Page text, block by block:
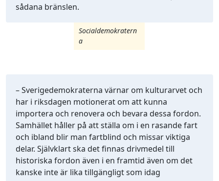
Socialdemokratern
a
sådana bränslen.
– Sverigedemokraterna värnar om kulturarvet och
har i riksdagen motionerat om att kunna
importera och renovera och bevara dessa fordon.
Samhället håller på att ställa om i en rasande fart
och ibland blir man fartblind och missar viktiga
delar. Självklart ska det finnas drivmedel till
historiska fordon även i en framtid även om det
kanske inte är lika tillgängligt som idag